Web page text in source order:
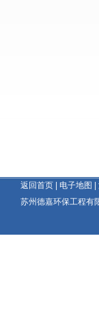
返回首页 电子地图
苏州德嘉环保工程有